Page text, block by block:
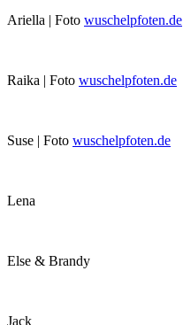
Ariella | Foto wuschelpfoten.de
Raika | Foto wuschelpfoten.de
Suse | Foto wuschelpfoten.de
Lena
Else & Brandy
Jack